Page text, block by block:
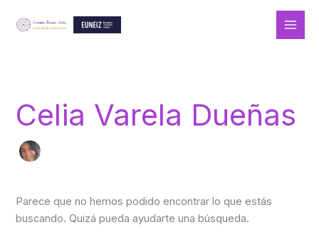
Celia Varela Dueñas
Parece que no hemos podido encontrar lo que estás
buscando. Quizá pueda ayudarte una búsqueda.